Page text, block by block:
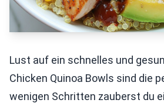
Lust auf ein schnelles und
Chicken Quinoa Bowls sind die
wenigen Schritten zauberst du